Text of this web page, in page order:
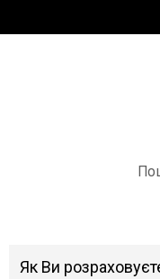
Як Ви